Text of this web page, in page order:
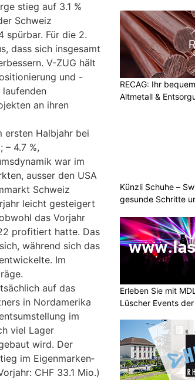
stieg auf 3.1 %
Schweiz
spürbar. Für die 2.
dass sich insgesamt
V-ZUG hält
und -
an ihren
ersten Halbjahr bei
– 4.7 %,
war im
ausser den USA
Schweiz
leicht gesteigert
das Vorjahr
profitiert hatte. Das
während sich das
Im
auf das
in Nordamerika
im
viel Lager
wird. Der
im Eigenmarken­
CHF 33.1 Mio.)
RECAG: Ihr
Altmetall &
Künzli Schuhe –
gesunde Schritte
Erleben Sie mit
Lüscher Events